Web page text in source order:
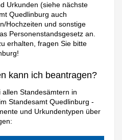
Urkunden (siehe nächste
Quedlinburg auch
Hochzeiten und sonstige
Personenstandsgesetz an.
erhalten, fragen Sie bitte
kann ich beantragen?
Standesämtern in
Standesamt Quedlinburg -
und Urkundentypen über